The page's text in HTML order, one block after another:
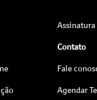
Assinatura
Contato
Fale
Agendar